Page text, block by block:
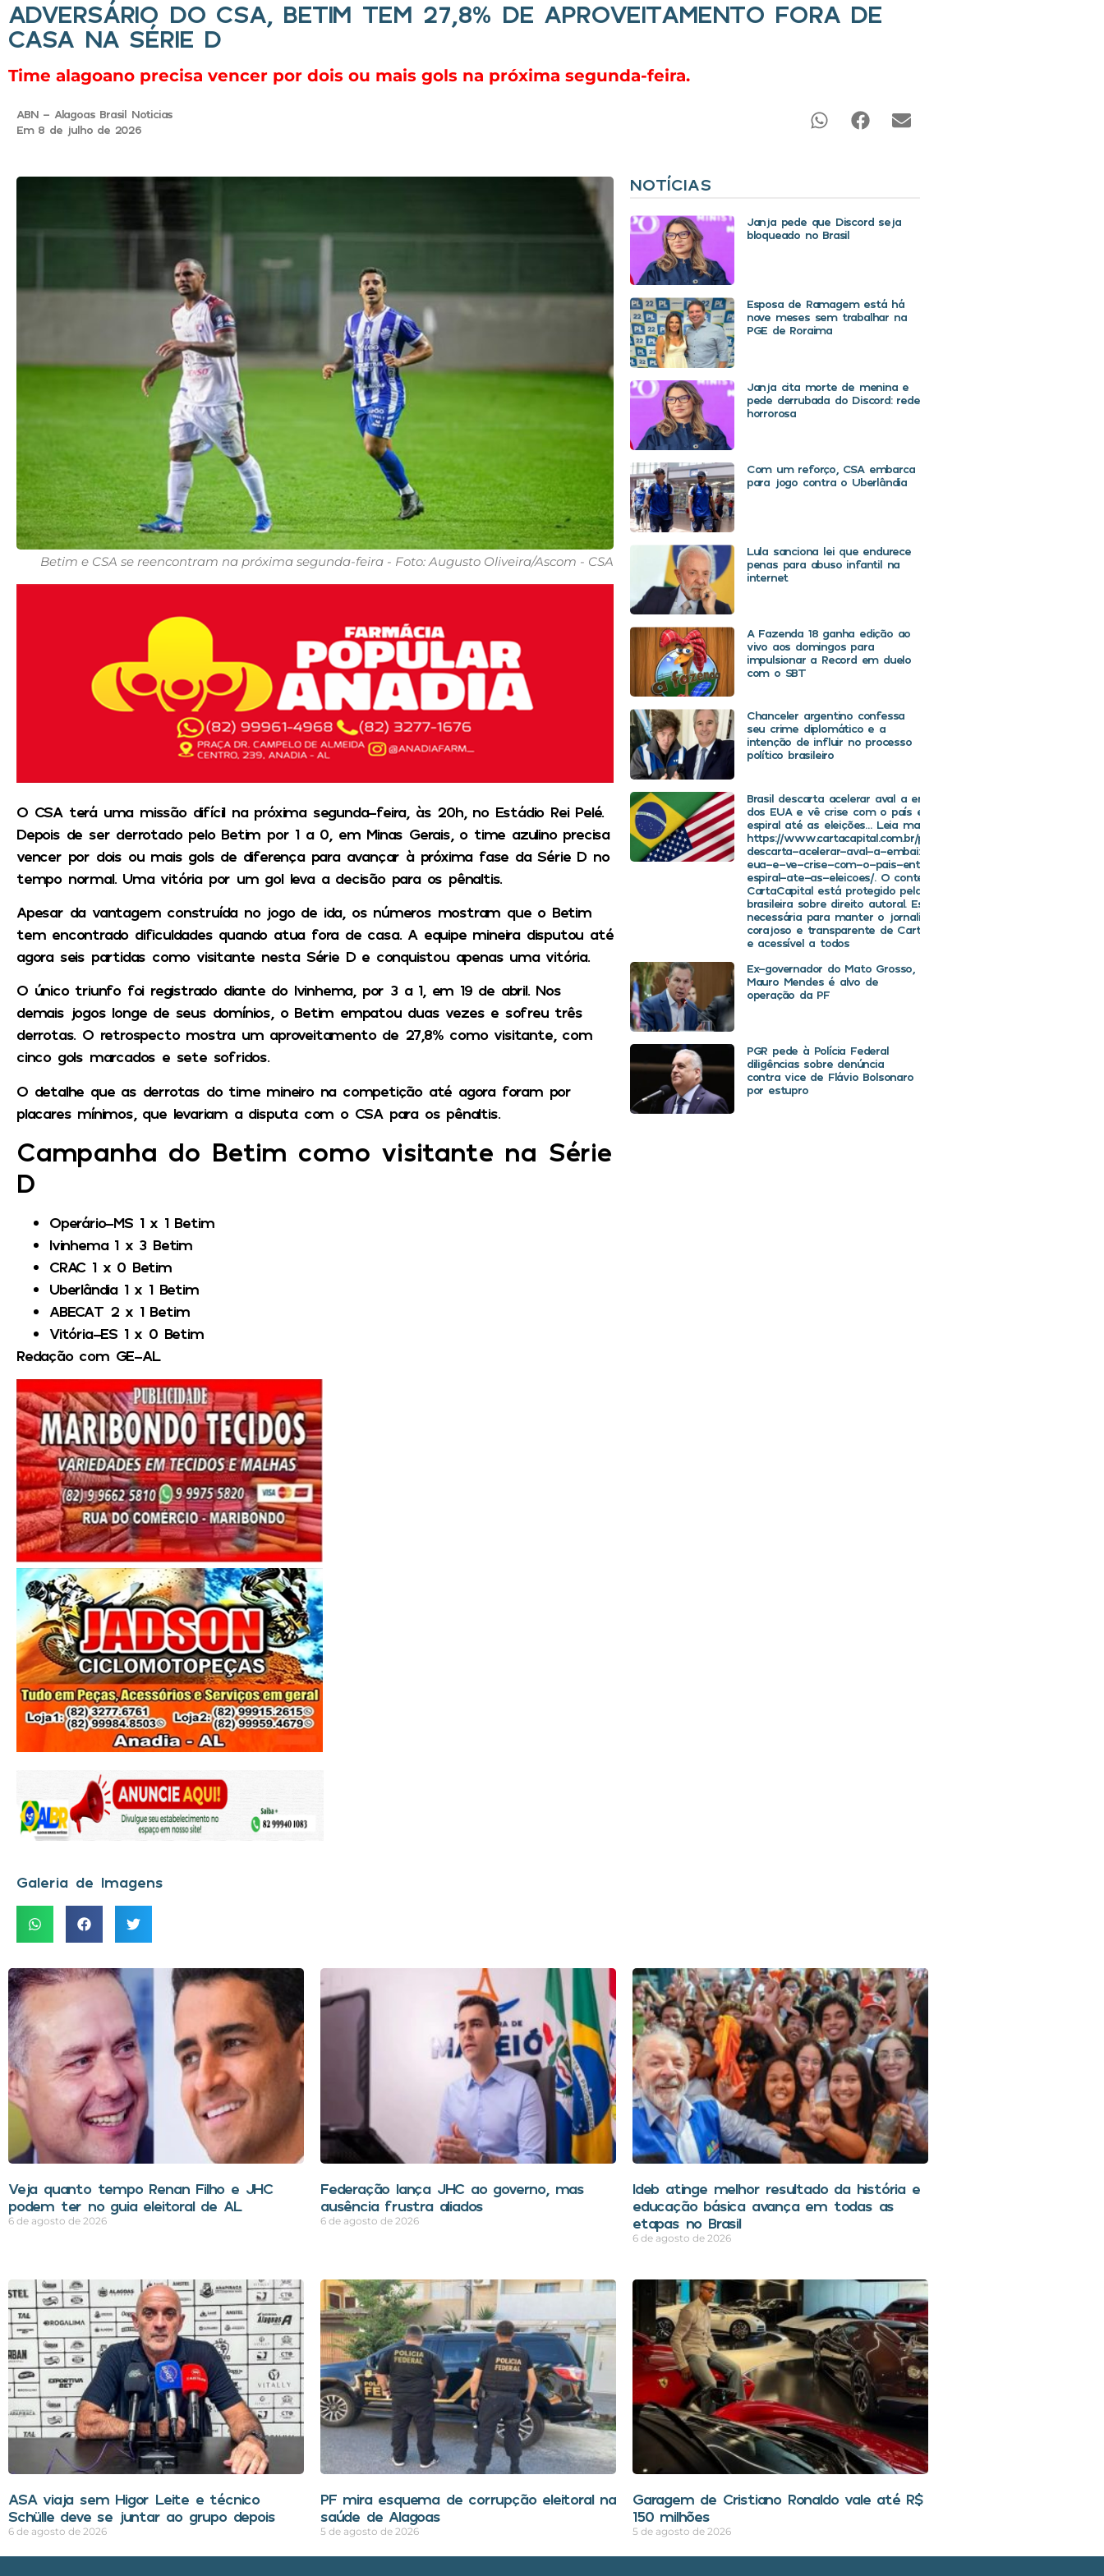
ADVERSÁRIO DO CSA, BETIM TEM 27,8% DE APROVEITAMENTO FORA DE
CASA NA SÉRIE D
Time alagoano precisa vencer por dois ou mais gols na próxima segunda-feira.
ABN - Alagoas Brasil Noticias
Em 8 de julho de 2026
Betim e CSA se reencontram na próxima segunda-feira - Foto: Augusto Oliveira/Ascom - CSA
O CSA terá uma missão difícil na próxima segunda-feira, às 20h, no Estádio Rei Pelé.
Depois de ser derrotado pelo Betim por 1 a 0, em Minas Gerais, o time azulino precisa
vencer por dois ou mais gols de diferença para avançar à próxima fase da Série D no
tempo normal. Uma vitória por um gol leva a decisão para os pênaltis.
Apesar da vantagem construída no jogo de ida, os números mostram que o Betim
tem encontrado dificuldades quando atua fora de casa. A equipe mineira disputou até
agora seis partidas como visitante nesta Série D e conquistou apenas uma vitória.
O único triunfo foi registrado diante do Ivinhema, por 3 a 1, em 19 de abril. Nos
demais jogos longe de seus domínios, o Betim empatou duas vezes e sofreu três
derrotas. O retrospecto mostra um aproveitamento de 27,8% como visitante, com
cinco gols marcados e sete sofridos.
O detalhe que as derrotas do time mineiro na competição até agora foram por
placares mínimos, que levariam a disputa com o CSA para os pênaltis.
Campanha do Betim como visitante na Série
D
Operário-MS 1 x 1 Betim
Ivinhema 1 x 3 Betim
CRAC 1 x 0 Betim
Uberlândia 1 x 1 Betim
ABECAT 2 x 1 Betim
Vitória-ES 1 x 0 Betim
Redação com GE-AL
Galeria de Imagens
NOTÍCIAS
Janja pede que Discord seja
bloqueado no Brasil
Esposa de Ramagem está há
nove meses sem trabalhar na
PGE de Roraima
Janja cita morte de menina e
pede derrubada do Discord: rede
horrorosa
Com um reforço, CSA embarca
para jogo contra o Uberlândia
Lula sanciona lei que endurece
penas para abuso infantil na
internet
A Fazenda 18 ganha edição ao
vivo aos domingos para
impulsionar a Record em duelo
com o SBT
Chanceler argentino confessa
seu crime diplomático e a
intenção de influir no processo
político brasileiro
Brasil descarta acelerar aval a embaixador
dos EUA e vê crise com o país entrar em
espiral até as eleições… Leia mais em
https://www.cartacapital.com.br/politica/brasil-
descarta-acelerar-aval-a-embaixador-dos-
eua-e-ve-crise-com-o-pais-entrar-em-
espiral-ate-as-eleicoes/. O conteúdo de
CartaCapital está protegido pela legislação
brasileira sobre direito autoral. Essa defesa é
necessária para manter o jornalismo
corajoso e transparente de CartaCapital vivo
e acessível a todos
Ex-governador do Mato Grosso,
Mauro Mendes é alvo de
operação da PF
PGR pede à Polícia Federal
diligências sobre denúncia
contra vice de Flávio Bolsonaro
por estupro
Veja quanto tempo Renan Filho e JHC
podem ter no guia eleitoral de AL
6 de agosto de 2026
Federação lança JHC ao governo, mas
ausência frustra aliados
6 de agosto de 2026
Ideb atinge melhor resultado da história e
educação básica avança em todas as
etapas no Brasil
6 de agosto de 2026
ASA viaja sem Higor Leite e técnico
Schülle deve se juntar ao grupo depois
6 de agosto de 2026
PF mira esquema de corrupção eleitoral na
saúde de Alagoas
5 de agosto de 2026
Garagem de Cristiano Ronaldo vale até R$
150 milhões
5 de agosto de 2026